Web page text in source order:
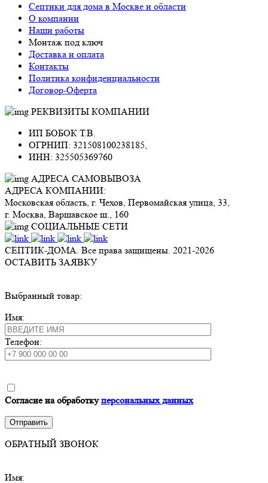
Септики для дома в Москве и области
О компании
Наши работы
Монтаж под ключ
Доставка и оплата
Контакты
Политика конфиденциальности
Договор-Оферта
РЕКВИЗИТЫ КОМПАНИИ
ИП БОБОК Т.В.
ОГРНИП: 321508100238185,
ИНН: 325505369760
АДРЕСА САМОВЫВОЗА
АДРЕСА КОМПАНИИ:
Московская область, г. Чехов, Первомайская улица, 33,
г. Москва, Варшавское ш., 160
СОЦИАЛЬНЫЕ СЕТИ
СЕПТИК-ДОМА. Все права защищены. 2021-2026
ОСТАВИТЬ ЗАЯВКУ
Выбранный товар:
Имя:
Телефон:
Согласие на обработкуперсональных данных
ОБРАТНЫЙ ЗВОНОК
Имя: